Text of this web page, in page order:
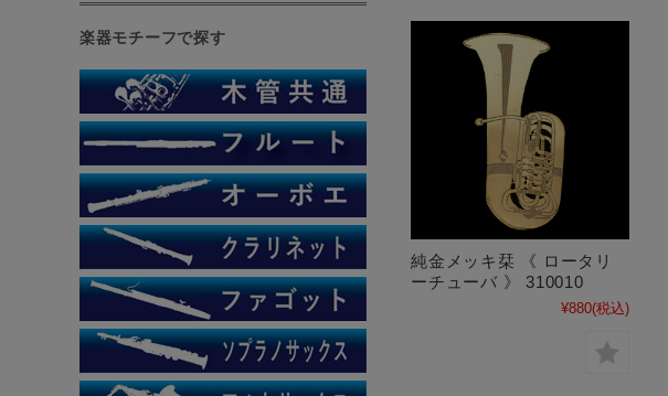
純金メッキ栞 《 ロータリ
ーチューバ 》 310010
¥880(税込)
楽器モチーフで探す